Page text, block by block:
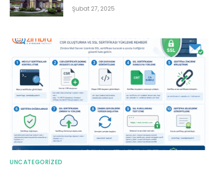
Şubat 27, 2025
UNCATEGORIZED